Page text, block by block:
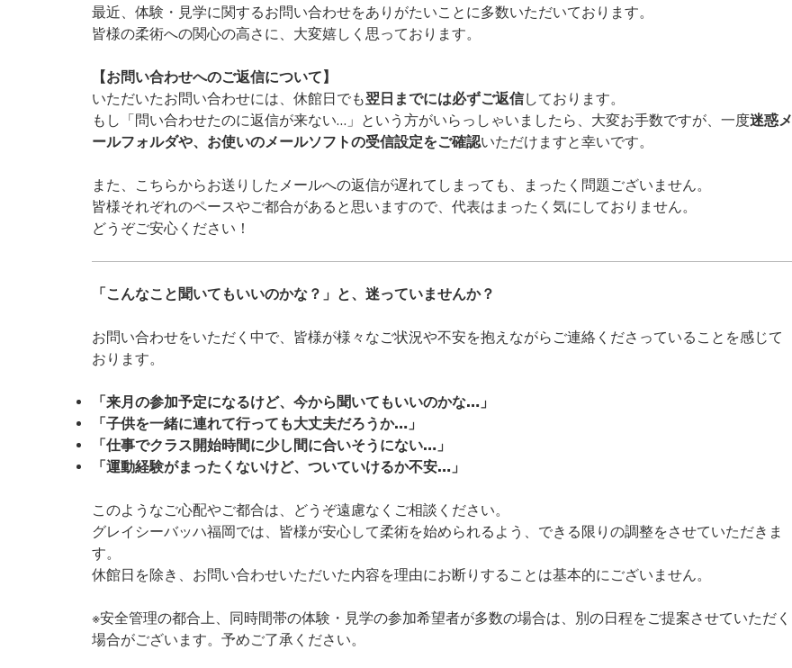
最近、体験・見学に関するお問い合わせをありがたいことに多数いただいております。
皆様の柔術への関心の高さに、大変嬉しく思っております。
【お問い合わせへのご返信について】
いただいたお問い合わせには、休館日でも翌日までには必ずご返信しております。
もし「問い合わせたのに返信が来ない…」という方がいらっしゃいましたら、大変お手数ですが、一度迷惑メ
ールフォルダや、お使いのメールソフトの受信設定をご確認いただけますと幸いです。
また、こちらからお送りしたメールへの返信が遅れてしまっても、まったく問題ございません。
皆様それぞれのペースやご都合があると思いますので、代表はまったく気にしておりません。
どうぞご安心ください！
「こんなこと聞いてもいいのかな？」と、迷っていませんか？
お問い合わせをいただく中で、皆様が様々なご状況や不安を抱えながらご連絡くださっていることを感じて
おります。
「来月の参加予定になるけど、今から聞いてもいいのかな…」
「子供を一緒に連れて行っても大丈夫だろうか…」
「仕事でクラス開始時間に少し間に合いそうにない…」
「運動経験がまったくないけど、ついていけるか不安…」
このようなご心配やご都合は、どうぞ遠慮なくご相談ください。
グレイシーバッハ福岡では、皆様が安心して柔術を始められるよう、できる限りの調整をさせていただきま
す。
休館日を除き、お問い合わせいただいた内容を理由にお断りすることは基本的にございません。
※安全管理の都合上、同時間帯の体験・見学の参加希望者が多数の場合は、別の日程をご提案させていただく
場合がございます。予めご了承ください。